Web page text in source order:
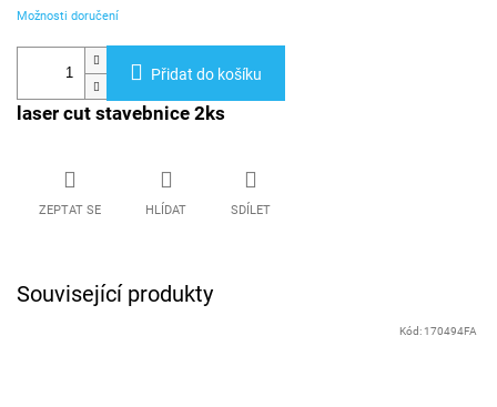
Možnosti doručení
Přidat do košíku
laser cut stavebnice 2ks
ZEPTAT SE HLÍDAT SDÍLET
Související produkty
Kód: 170494FA